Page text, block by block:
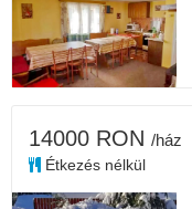
14000 RON /ház
Étkezés nélkül